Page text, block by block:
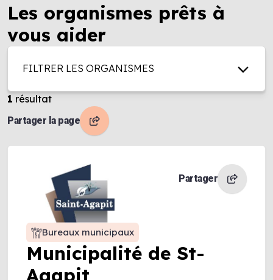
Les organismes prêts à
vous aider
FILTRER LES ORGANISMES
1 résultat
Partager la page
Municipalité de St-
Agapit
Partager
Bureaux municipaux